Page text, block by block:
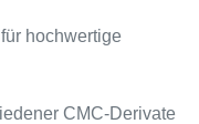
hochwertige
CMC-Derivate